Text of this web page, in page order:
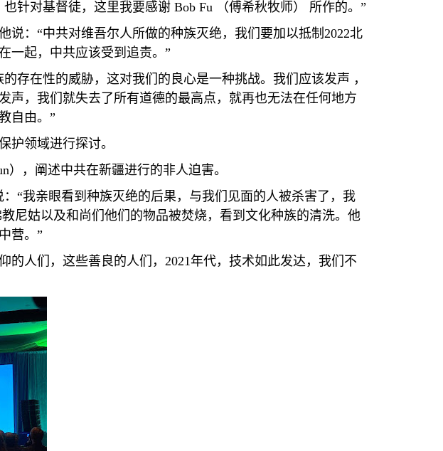
针对基督徒，这里我要感谢 Bob Fu （傅希秋牧师） 所作的。 ”
说： “中共对维吾尔人所做的种族灭绝，我们要加以抵制 2022北
一起，中共应该受到追责。 ”
存在性的威胁，这对我们的良心是一种挑战。我们应该发声 ，
声，我们就失去了所有道德的最高点，就再也无法在任何地方
自由。 ”
护领域进行探讨。
），阐述中共在新疆进行的非人迫害。
“我亲眼看到种族灭绝的后果，与我们见面的人被杀害了，我
尼姑以及和尚们他们的物品被焚烧，看到文化种族的清洗。他
营。 ”
的人们，这些善良的人们， 2021年代，技术如此发达，我们不